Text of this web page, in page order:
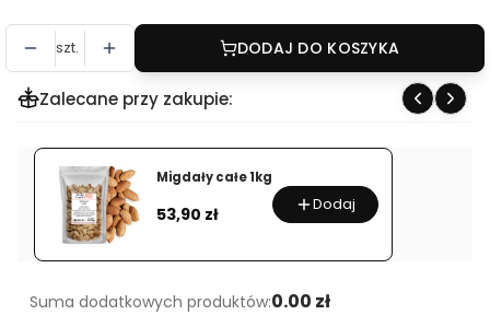
szt. DODAJ DO KOSZYKA
Zalecane przy zakupie:
Migdały całe 1kg
Cena
53,90 zł Dodaj
Suma dodatkowych produktów:0.00 zł